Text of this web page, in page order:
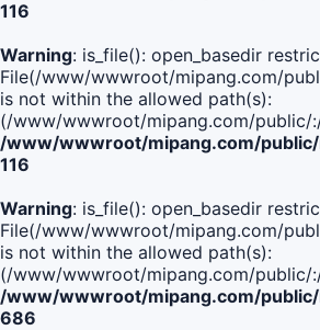
116
Warning: is_file(): open_basedir
File(/www/wwwroot/mipang.com/
is not within the allowed path(s):
(/www/wwwroot/mipang.com/public/
/www/wwwroot/mipang.com/
116
Warning: is_file(): open_basedir
File(/www/wwwroot/mipang.com/
is not within the allowed path(s):
(/www/wwwroot/mipang.com/public/
/www/wwwroot/mipang.com/
686